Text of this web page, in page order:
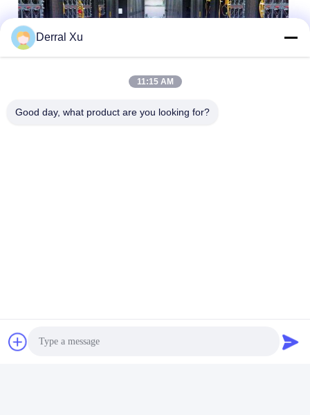
Derral Xu
11:15 AM
Good day, what product are you looking for?